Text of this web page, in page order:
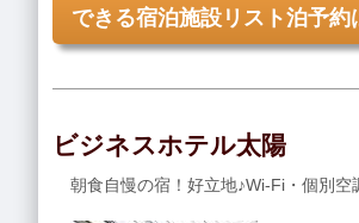
できる宿泊施設リスト泊予約
ビジネスホテル太陽
朝食自慢の宿！好立地♪Wi-Fi・個別